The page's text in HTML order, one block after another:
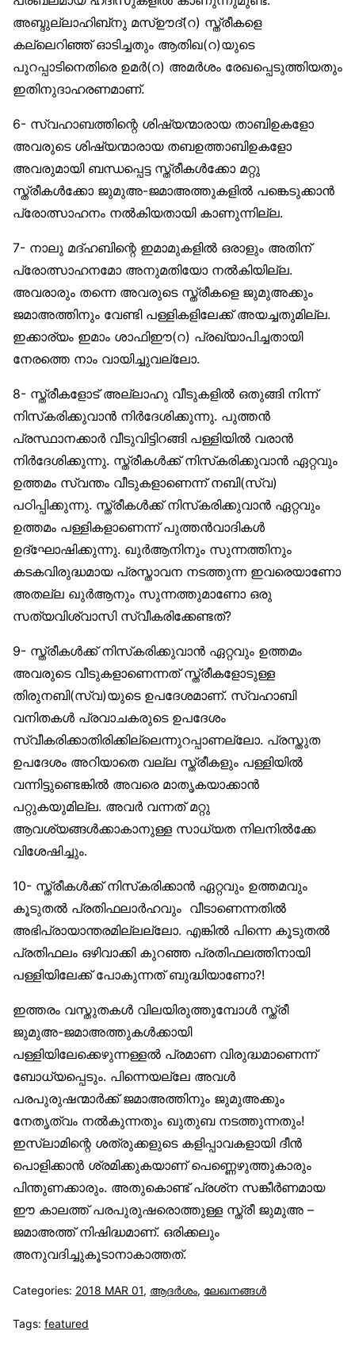
അബ്ദുല്ലാഹിബ്‌നു മസ്ഊദ്(റ) സ്ത്രീകളെ
കല്ലെറിഞ്ഞ് ഓടിച്ചതും ആതിഖ(റ)യുടെ
പുറപ്പാടിനെതിരെ ഉമര്‍(റ) അമര്‍ശം രേഖപ്പെടുത്തിയതും
ഇതിനുദാഹരണമാണ്.
6- സ്വഹാബത്തിന്റെ ശിഷ്യന്മാരായ താബിഉകളോ
അവരുടെ ശിഷ്യന്മാരായ തബഉത്താബിഉകളോ
അവരുമായി ബന്ധപ്പെട്ട സ്ത്രീകള്‍ക്കോ മറ്റു
സ്ത്രീകള്‍ക്കോ ജുമുഅ-ജമാഅത്തുകളില്‍ പങ്കെടുക്കാന്‍
പ്രോത്സാഹനം നല്‍കിയതായി കാണുന്നില്ല.
7- നാലു മദ്ഹബിന്റെ ഇമാമുകളില്‍ ഒരാളും അതിന്
പ്രോത്സാഹനമോ അനുമതിയോ നല്‍കിയില്ല.
അവരാരും തന്നെ അവരുടെ സ്ത്രീകളെ ജുമുഅക്കും
ജമാഅത്തിനും വേണ്ടി പള്ളികളിലേക്ക് അയച്ചതുമില്ല.
ഇക്കാര്യം ഇമാം ശാഫിഈ(റ) പ്രഖ്യാപിച്ചതായി
നേരത്തെ നാം വായിച്ചുവല്ലോ.
8- സ്ത്രീകളോട് അല്ലാഹു വീടുകളില്‍ ഒതുങ്ങി നിന്ന്
നിസ്‌കരിക്കുവാന്‍ നിര്‍ദേശിക്കുന്നു. പുത്തന്‍
പ്രസ്ഥാനക്കാര്‍ വീടുവിട്ടിറങ്ങി പള്ളിയില്‍ വരാന്‍
നിര്‍ദേശിക്കുന്നു. സ്ത്രീകള്‍ക്ക് നിസ്‌കരിക്കുവാന്‍ ഏറ്റവും
ഉത്തമം സ്വന്തം വീടുകളാണെന്ന് നബി(സ്വ)
പഠിപ്പിക്കുന്നു. സ്ത്രീകള്‍ക്ക് നിസ്‌കരിക്കുവാന്‍ ഏറ്റവും
ഉത്തമം പള്ളികളാണെന്ന് പുത്തന്‍വാദികള്‍
ഉദ്‌ഘോഷിക്കുന്നു. ഖുര്‍ആനിനും സുന്നത്തിനും
കടകവിരുദ്ധമായ പ്രസ്താവന നടത്തുന്ന ഇവരെയാണോ
അതല്ല ഖുര്‍ആനും സുന്നത്തുമാണോ ഒരു
സത്യവിശ്വാസി സ്വീകരിക്കേണ്ടത്?
9- സ്ത്രീകള്‍ക്ക് നിസ്‌കരിക്കുവാന്‍ ഏറ്റവും ഉത്തമം
അവരുടെ വീടുകളാണെന്നത് സ്ത്രീകളോടുള്ള
തിരുനബി(സ്വ)യുടെ ഉപദേശമാണ്. സ്വഹാബി
വനിതകള്‍ പ്രവാചകരുടെ ഉപദേശം
സ്വീകരിക്കാതിരിക്കില്ലെന്നുറപ്പാണല്ലോ. പ്രസ്തുത
ഉപദേശം അറിയാതെ വല്ല സ്ത്രീകളും പള്ളിയില്‍
വന്നിട്ടുണ്ടെങ്കില്‍ അവരെ മാതൃകയാക്കാന്‍
പറ്റുകയുമില്ല. അവര്‍ വന്നത് മറ്റു
ആവശ്യങ്ങള്‍ക്കാകാനുള്ള സാധ്യത നിലനില്‍ക്കേ
വിശേഷിച്ചും.
10- സ്ത്രീകള്‍ക്ക് നിസ്‌കരിക്കാന്‍ ഏറ്റവും ഉത്തമവും
കൂടുതല്‍ പ്രതിഫലാര്‍ഹവും വീടാണെന്നതില്‍
അഭിപ്രായാന്തരമില്ലല്ലോ. എങ്കില്‍ പിന്നെ കൂടുതല്‍
പ്രതിഫലം ഒഴിവാക്കി കുറഞ്ഞ പ്രതിഫലത്തിനായി
പള്ളിയിലേക്ക് പോകുന്നത് ബുദ്ധിയാണോ?!
ഇത്തരം വസ്തുതകള്‍ വിലയിരുത്തുമ്പോള്‍ സ്ത്രീ
ജുമുഅ-ജമാഅത്തുകള്‍ക്കായി
പള്ളിയിലേക്കെഴുന്നള്ളല്‍ പ്രമാണ വിരുദ്ധമാണെന്ന്
ബോധ്യപ്പെടും. പിന്നെയല്ലേ അവള്‍
പരപുരുഷന്മാര്‍ക്ക് ജമാഅത്തിനും ജുമുഅക്കും
നേതൃത്വം നല്‍കുന്നതും ഖുതുബ നടത്തുന്നതും!
ഇസ്‌ലാമിന്റെ ശത്രുക്കളുടെ കളിപ്പാവകളായി ദീന്‍
പൊളിക്കാന്‍ ശ്രമിക്കുകയാണ് പെണ്ണെഴുത്തുകാരും
പിന്തുണക്കാരും. അതുകൊണ്ട് പ്രശ്‌ന സങ്കീര്‍ണമായ
ഈ കാലത്ത് പരപുരുഷരൊത്തുള്ള സ്ത്രീ ജുമുഅ –
ജമാഅത്ത് നിഷിദ്ധമാണ്. ഒരിക്കലും
അനുവദിച്ചുകൂടാനാകാത്തത്.
Categories: 2018 MAR 01, ആദര്‍ശം, ലേഖനങ്ങള്‍
Tags: featured